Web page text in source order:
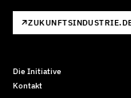
Die Initiative
Kontakt